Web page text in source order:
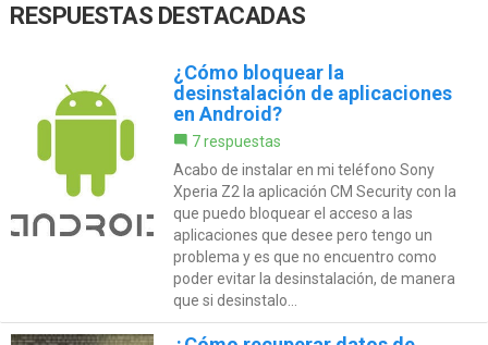
RESPUESTAS DESTACADAS
¿Cómo bloquear la
desinstalación de aplicaciones
en Android?
7 respuestas
Acabo de instalar en mi teléfono Sony
Xperia Z2 la aplicación CM Security con la
que puedo bloquear el acceso a las
aplicaciones que desee pero tengo un
problema y es que no encuentro como
poder evitar la desinstalación, de manera
que si desinstalo...